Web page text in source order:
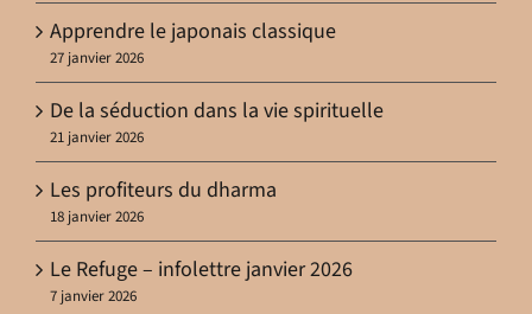
Apprendre le japonais classique
27 janvier 2026
De la séduction dans la vie spirituelle
21 janvier 2026
Les profiteurs du dharma
18 janvier 2026
Le Refuge – infolettre janvier 2026
7 janvier 2026